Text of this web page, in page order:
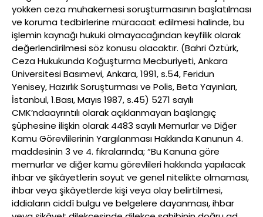
yokken ceza muhakemesi soruşturmasının başlatılması
ve koruma tedbirlerine müracaat edilmesi halinde, bu
işlemin kaynağı hukuki olmayacağından keyfilik olarak
değerlendirilmesi söz konusu olacaktır. (Bahri Öztürk,
Ceza Hukukunda Koğuşturma Mecburiyeti, Ankara
Üniversitesi Basımevi, Ankara, 1991, s.54, Feridun
Yenisey, Hazırlık Soruşturması ve Polis, Beta Yayınları,
İstanbul, 1.Bası, Mayıs 1987, s.45) 5271 sayılı
CMK’ndaayrıntılı olarak açıklanmayan başlangıç
şüphesine ilişkin olarak 4483 sayılı Memurlar ve Diğer
Kamu Görevlilerinin Yargılanması Hakkında Kanunun 4.
maddesinin 3 ve 4. fıkralarında; “Bu Kanuna göre
memurlar ve diğer kamu görevlileri hakkında yapılacak
ihbar ve şikâyetlerin soyut ve genel nitelikte olmaması,
ihbar veya şikâyetlerde kişi veya olay belirtilmesi,
iddiaların ciddî bulgu ve belgelere dayanması, ihbar